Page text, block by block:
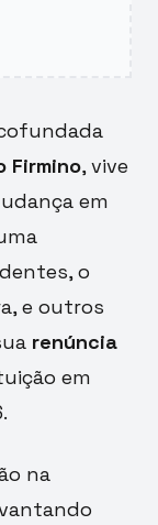
Firmino, vive
em
o
e outros
renúncia
em
na